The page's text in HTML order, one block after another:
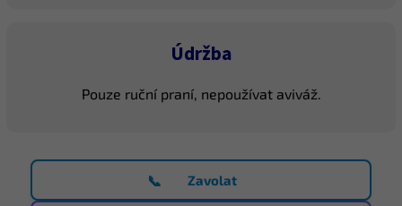
Údržba
Pouze ruční praní, nepoužívat aviváž.
📞 Zavolat